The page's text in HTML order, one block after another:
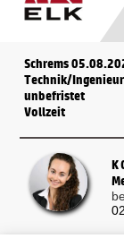
Schrems
Technik/
unbefristet
Vollzeit